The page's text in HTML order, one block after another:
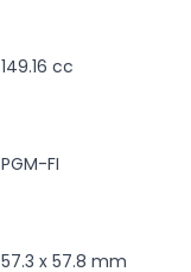
149.16 cc
PGM-FI
57.3 x 57.8 mm